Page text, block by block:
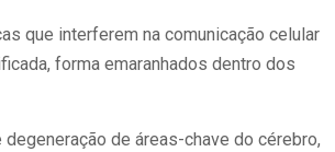
que interferem na comunicação celular
forma emaranhados dentro dos
de áreas-chave do cérebro,